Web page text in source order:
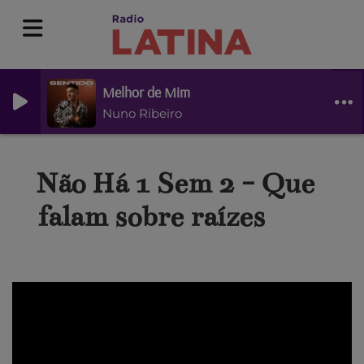
Melhor de Mim
Nuno Ribeiro
Não Há 1 Sem 2 - Que
falam sobre raízes